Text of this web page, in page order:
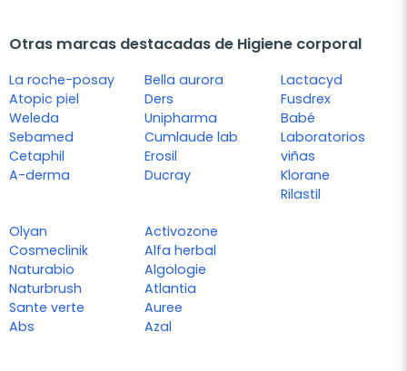
Otras marcas destacadas de Higiene corporal
La roche-posay
Atopic piel
Weleda
Sebamed
Cetaphil
A-derma
Bella aurora
Ders
Unipharma
Cumlaude lab
Erosil
Ducray
Lactacyd
Fusdrex
Babé
Laboratorios
viñas
Klorane
Rilastil
Olyan
Cosmeclinik
Naturabio
Naturbrush
Sante verte
Abs
Activozone
Alfa herbal
Algologie
Atlantia
Auree
Azal